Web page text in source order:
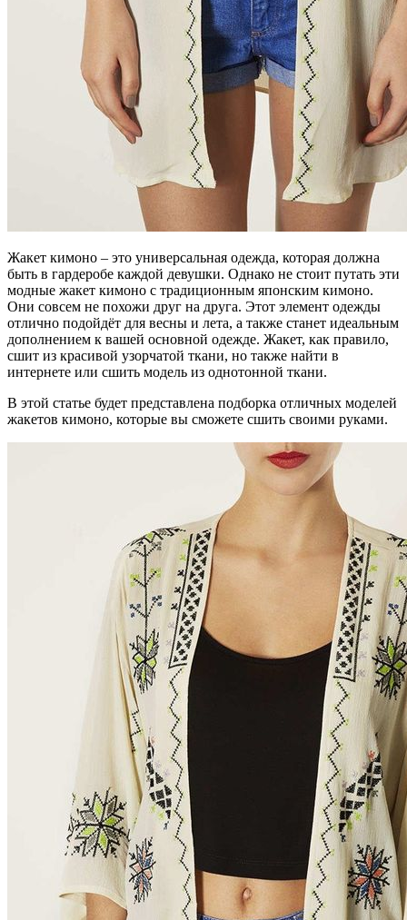
Жакет кимоно – это универсальная одежда, которая должна
быть в гардеробе каждой девушки. Однако не стоит путать эти
модные жакет кимоно с традиционным японским кимоно.
Они совсем не похожи друг на друга. Этот элемент одежды
отлично подойдёт для весны и лета, а также станет идеальным
дополнением к вашей основной одежде. Жакет, как правило,
сшит из красивой узорчатой ткани, но также найти в
интернете или сшить модель из однотонной ткани.
В этой статье будет представлена подборка отличных моделей
жакетов кимоно, которые вы сможете сшить своими руками.